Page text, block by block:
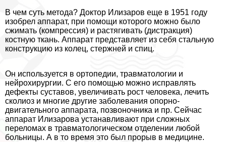
В чем суть метода? Доктор Илизаров еще в 1951 году
изобрел аппарат, при помощи которого можно было
сжимать (компрессия) и растягивать (дистpaкция)
костную ткань. Аппарат представляет из себя стальную
конструкцию из колец, стержней и спиц.
Он используется в ортопедии, травматологии и
нейрохирургии. С его помощью можно исправлять
дефекты суставов, увеличивать рост человека, лечить
сколиоз и многие другие заболевания опopно-
двигательного аппарата, позвоночника и пр. Сейчас
аппарат Илизарова устанавливают при сложных
переломах в травматологическом отделении любой
больницы. А в то время это был прорыв в медицине.